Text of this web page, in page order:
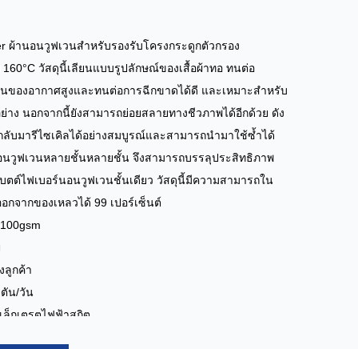
ผ้านอนวูฟเวนสำหรับรองรับโครงกระดูกตัวกรอง
160°C วัสดุนี้เลียนแบบรูปลักษณ์ของเสื้อผ้าทอ ทนต่อ
องอากาศสูงและทนต่อการฉีกขาดได้ดี และเหมาะสำหรับ
าง นอกจากนี้ยังสามารถย่อยสลายทางชีวภาพได้อีกด้วย ดัง
บมารีไซเคิลได้อย่างสมบูรณ์และสามารถนำมาใช้ซ้ำได้
นวูฟเวนหลายชั้นหลายชั้น จึงสามารถบรรลุประสิทธิภาพ
ตต์ไฟเบอร์นอนวูฟเวนชั้นเดียว วัสดุนี้มีความสามารถใน
กจากของเหลวได้ 99 เปอร์เซ็นต์
ลูกค้า
ตัน/วัน
ล็กเตรตไฟฟ้าสถิต